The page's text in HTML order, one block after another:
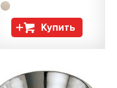
Купить